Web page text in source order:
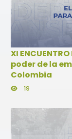
XI
poder de la
Colombia
19